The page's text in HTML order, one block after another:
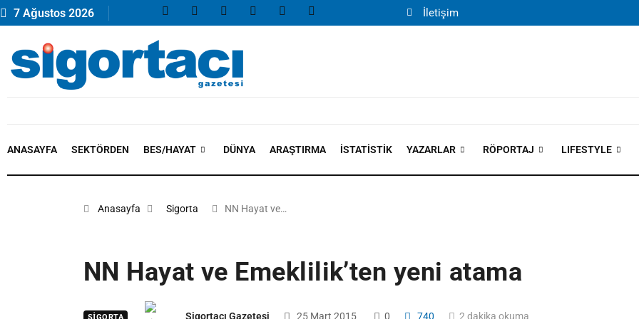
7 Ağustos 2026 İletişim
ANASAYFA SEKTÖRDEN BES/HAYAT DÜNYA ARAŞTIRMA İSTATISTIK YAZARLAR RÖPORTAJ LIFESTYLE
Anasayfa Sigorta NN Hayat ve…
NN Hayat ve Emeklilik’ten yeni atama
Sigortacı Gazetesi 25 Mart 2015 0 740 2 dakika okuma